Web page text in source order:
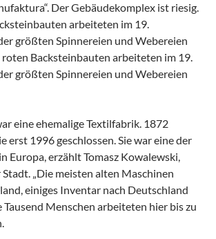
Der Gebäudekomplex ist riesig.
arbeiteten im 19.
größten Spinnereien und Webereien
roten Backsteinbauten arbeiteten im 19.
größten Spinnereien und Webereien
eine ehemalige Textilfabrik. 1872
erst 1996 geschlossen. Sie war eine der
Europa, erzählt Tomasz Kowalewski,
„Die meisten alten Maschinen
einiges Inventar nach Deutschland
Tausend Menschen arbeiteten hier bis zu